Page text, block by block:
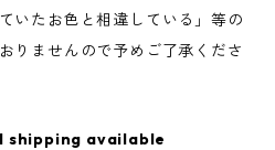
いたお色と相違している」等の
りませんので予めご了承くださ
available